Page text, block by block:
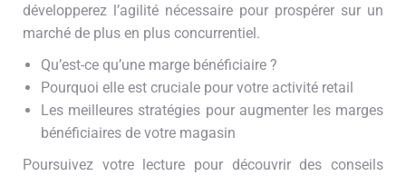
développerez l’agilité nécessaire pour prospérer sur un
marché de plus en plus concurrentiel.
Qu’est-ce qu’une marge bénéficiaire ?
Pourquoi elle est cruciale pour votre activité retail
Les meilleures stratégies pour augmenter les marges
bénéficiaires de votre magasin
Poursuivez votre lecture pour découvrir des conseils